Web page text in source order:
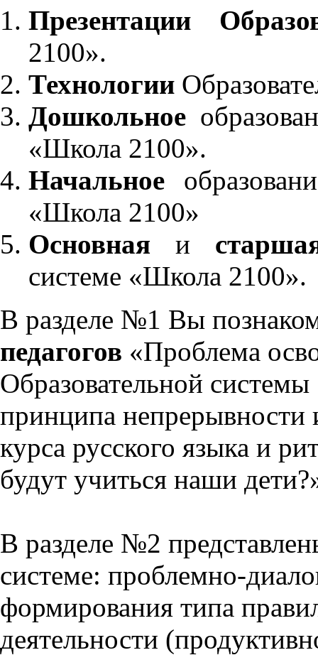
Презентации
2100».
Технологии
Дошкольное
«Школа 2100».
Начальное
«Школа 2100»
Основнаяи
системе «Школа 2100».
В разделе №1 Вы
педагогов «Проблема
Образовательной
принципа непрерывности
курса русского языка и
будут учиться наши
В разделе №2
системе: проблемно-
формирования типа
деятельности